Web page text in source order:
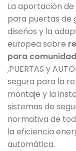
La aportación
para puertas de
diseños y la
europea sobre
para
,PUERTAS y
segura para la
montaje y la
sistemas de
normativa de
la eficiencia
automática.